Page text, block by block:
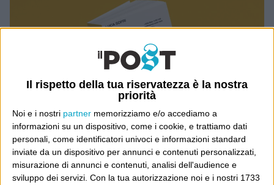
Il rispetto della tua riservatezza è la nostra
priorità
Noi e i nostri partner memorizziamo e/o accediamo a
informazioni su un dispositivo, come i cookie, e trattiamo dati
personali, come identificatori univoci e informazioni standard
inviate da un dispositivo per annunci e contenuti personalizzati,
misurazione di annunci e contenuti, analisi dell'audience e
sviluppo dei servizi. Con la tua autorizzazione noi e i nostri 1733